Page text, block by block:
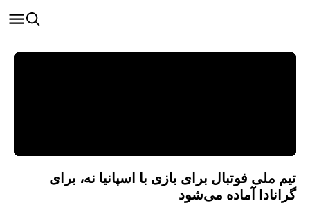
تیم ملی فوتبال برای بازی با اسپانیا نه، برای
گرانادا آماده می‌شود